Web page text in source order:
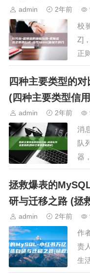
admin 2年前
校
Z]
正
表
要
四种主要类型的
(四种主要类型信
admin 2年前
消
队
器
一
费
发
拯救爆表的
研与迁移之路 (拯
admin 2年前
作
责
生
方